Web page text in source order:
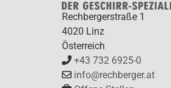
Rechbergerstraße 1
4020 Linz
Österreich
+43 732 6925-0
info@rechberger.at